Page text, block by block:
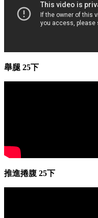
舉腿 25下
推進捲腹 25下